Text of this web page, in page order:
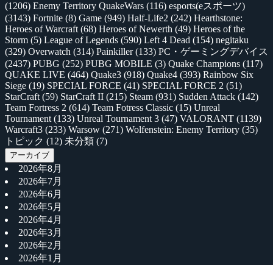
(1206) Enemy Territory QuakeWars (116) esports(eスポーツ)
(3143) Fortnite (8) Game (949) Half-Life2 (242) Hearthstone:
Heroes of Warcraft (68) Heroes of Newerth (49) Heroes of the
Storm (5) League of Legends (590) Left 4 Dead (154) negitaku
(329) Overwatch (314) Painkiller(133) PC・ゲーミングデバイス
(2437) PUBG (252) PUBG MOBILE (3) Quake Champions (117)
QUAKE LIVE (464) Quake3 (918) Quake4 (393) Rainbow Six
Siege (19) SPECIAL FORCE (41) SPECIAL FORCE 2 (51)
StarCraft (59) StarCraft II (215) Steam (931) Sudden Attack (142)
Team Fortress 2 (614) Team Fotress Classic (15) Unreal
Tournament (133) Unreal Tournament 3 (47) VALORANT (1139)
Warcraft3 (233) Warsow (271) Wolfenstein: Enemy Territory (35)
トピック (12) 未分類 (7)
アーカイブ
2026年8月
2026年7月
2026年6月
2026年5月
2026年4月
2026年3月
2026年2月
2026年1月